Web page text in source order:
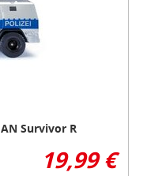
Survivor R
19,99 €